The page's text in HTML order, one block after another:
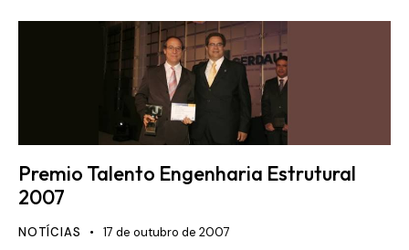
Premio Talento Engenharia Estrutural
2007
NOTÍCIAS 17 de outubro de 2007